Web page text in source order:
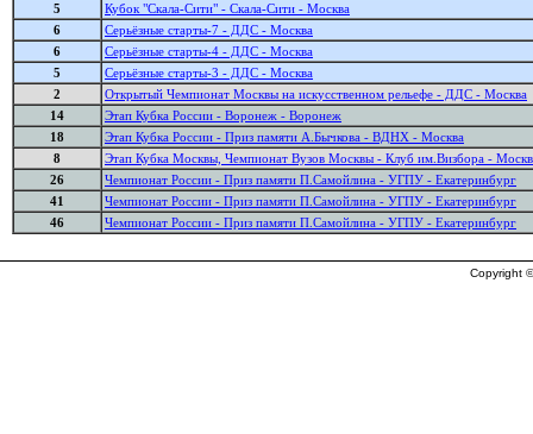
5
Кубок "Скала-Сити" - Скала-Сити - Москва
6
Серьёзные старты-7 - ДДС - Москва
6
Серьёзные старты-4 - ДДС - Москва
5
Серьёзные старты-3 - ДДС - Москва
2
Открытый Чемпионат Москвы на искусственном рельефе - ДДС - Москва
14
Этап Кубка России - Воронеж - Воронеж
18
Этап Кубка России - Приз памяти А.Бычкова - ВДНХ - Москва
8
Этап Кубка Москвы, Чемпионат Вузов Москвы - Клуб им.Визбора -
26
Чемпионат России - Приз памяти П.Самойлина - УГПУ - Екатеринбург
41
Чемпионат России - Приз памяти П.Самойлина - УГПУ - Екатеринбург
46
Чемпионат России - Приз памяти П.Самойлина - УГПУ - Екатеринбург
Copyright